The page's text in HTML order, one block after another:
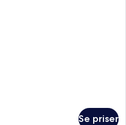
Se priser